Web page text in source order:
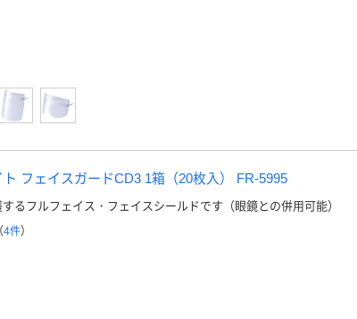
フェイスガードCD3 1箱（20枚入） FR-5995
るフルフェイス・フェイスシールドです（眼鏡との併用可能）
（4件）